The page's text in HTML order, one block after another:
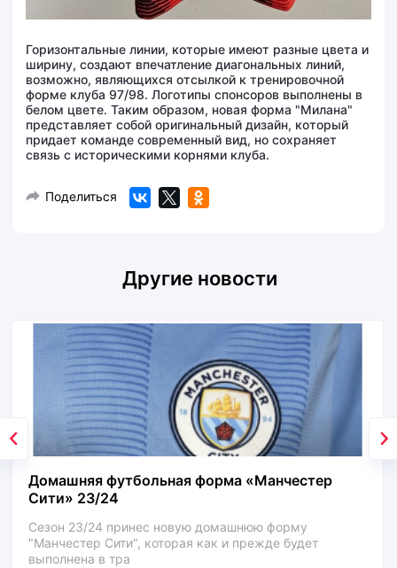
Горизонтальные линии, которые имеют разные цвета и
ширину, создают впечатление диагональных линий,
возможно, являющихся отсылкой к тренировочной
форме клуба 97/98. Логотипы спонсоров выполнены в
белом цвете. Таким образом, новая форма "Милана"
представляет собой оригинальный дизайн, который
придает команде современный вид, но сохраняет
связь с историческими корнями клуба.
Поделиться
Другие новости
Домашняя футбольная форма «Манчестер
Сити» 23/24
Сезон 23/24 принес новую домашнюю форму
"Манчестер Сити", которая как и прежде будет
выполнена в тра